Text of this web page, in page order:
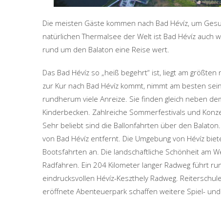
Die meisten Gäste kommen nach Bad Hévíz, um
natürlichen Thermalsee der Welt ist Bad Hévíz auch
rund um den Balaton eine Reise wert.
Das Bad Hévíz so „heiß begehrt“ ist, liegt am
zur Kur nach Bad Hévíz kommt, nimmt am besten
rundherum viele Anreize. Sie finden gleich neben
Kinderbecken. Zahlreiche Sommerfestivals und
Sehr beliebt sind die Ballonfahrten über den
von Bad Hévíz entfernt. Die Umgebung von Hévíz
Bootsfahrten an. Die landschaftliche Schönheit am
Radfahren. Ein 204 Kilometer langer Radweg führt
eindrucksvollen Hévíz-Keszthely Radweg.
eröffnete Abenteuerpark schaffen weitere Spiel-